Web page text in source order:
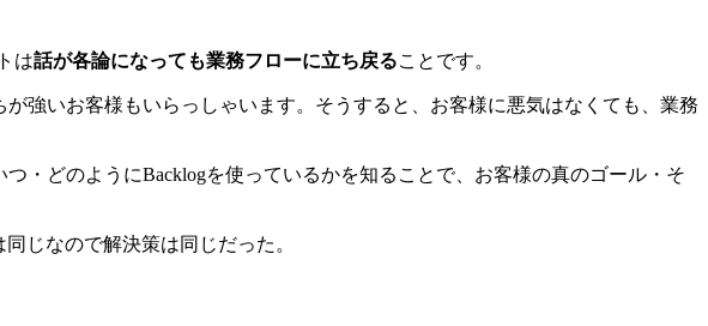
は話が各論になっても業務フローに立ち戻ることです。
強いお客様もいらっしゃいます。そうすると、お客様に悪気はなくても、業務
つ・どのようにBacklogを使っているかを知ることで、お客様の真のゴール・そ
じなので解決策は同じだった。